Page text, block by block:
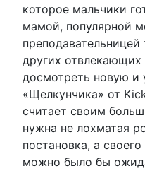
которое мальчики
мамой, популярной
других
досмотреть новую и
«Щелкунчика» от
считает своим
нужна не лохматая
постановка, а
можно было бы